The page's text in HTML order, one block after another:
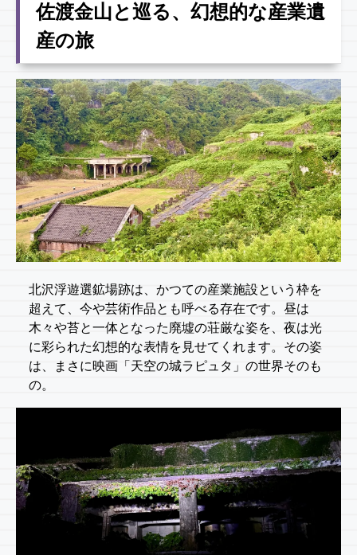
佐渡金山と巡る、幻想的な産業遺
産の旅
北沢浮遊選鉱場跡は、かつての産業施設という枠を
超えて、今や芸術作品とも呼べる存在です。昼は
木々や苔と一体となった廃墟の荘厳な姿を、夜は光
に彩られた幻想的な表情を見せてくれます。その姿
は、まさに映画「天空の城ラピュタ」の世界そのも
の。